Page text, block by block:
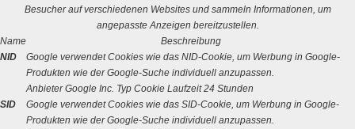
Besucher auf verschiedenen Websites und sammeln Informationen, um
angepasste Anzeigen bereitzustellen.
Name
Beschreibung
NID
Google verwendet Cookies wie das NID-Cookie, um Werbung in Google-
Produkten wie der Google-Suche individuell anzupassen.
Anbieter Google Inc. Typ Cookie Laufzeit 24 Stunden
SID
Google verwendet Cookies wie das SID-Cookie, um Werbung in Google-
Produkten wie der Google-Suche individuell anzupassen.